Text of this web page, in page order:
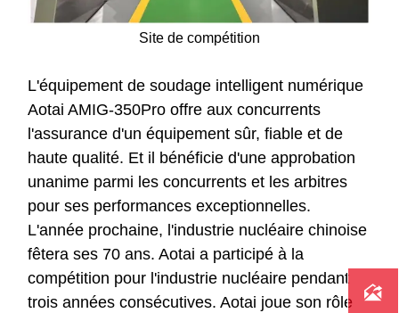
Site de compétition
L'équipement de soudage intelligent numérique
Aotai AMIG-350Pro offre aux concurrents
l'assurance d'un équipement sûr, fiable et de
haute qualité. Et il bénéficie d'une approbation
unanime parmi les concurrents et les arbitres
pour ses performances exceptionnelles.
L'année prochaine, l'industrie nucléaire chinoise
fêtera ses 70 ans. Aotai a participé à la
compétition pour l'industrie nucléaire pendant
trois années consécutives. Aotai joue son rôle
